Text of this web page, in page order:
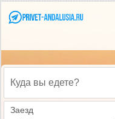
Куда вы едете?
Заезд